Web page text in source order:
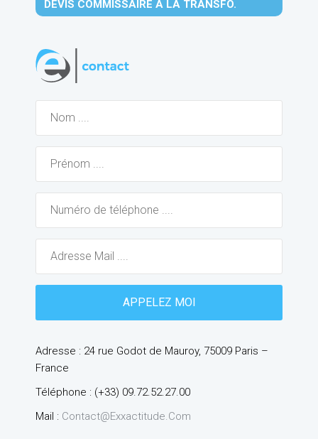
DEVIS COMMISSAIRE À LA TRANSFO.
Adresse : 24 rue Godot de Mauroy, 75009 Paris –
France
Téléphone : (+33) 09.72.52.27.00
Mail : Contact@exxactitude.com